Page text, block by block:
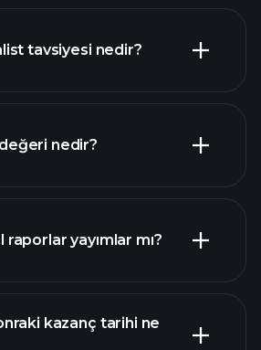
tavsiyesi nedir?
nedir?
piyasa
raporlar yayımlar mı?
verilerini
kazanç tarihi ne